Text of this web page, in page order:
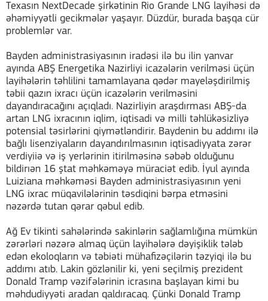
Texasın NextDecade şirkətinin Rio Grande LNG layihəsi də
əhəmiyyətli gecikmələr yaşayır. Düzdür, burada başqa cür
problemlər var.
Bayden administrasiyasının iradəsi ilə bu ilin yanvar
ayında ABŞ Energetika Nazirliyi icazələrin verilməsi üçün
layihələrin təhlilini tamamlayana qədər mayeləşdirilmiş
təbii qazın ixracı üçün icazələrin verilməsini
dayandıracağını açıqladı. Nazirliyin araşdırması ABŞ-da
artan LNG ixracının iqlim, iqtisadi və milli təhlükəsizliyə
potensial təsirlərini qiymətləndirir. Baydenin bu addımı ilə
bağlı lisenziyaların dayandırılmasının iqtisadiyyata zərər
verdiyiiə və iş yerlərinin itirilməsinə səbəb olduğunu
bildirıən 16 ştat məhkəməyə müraciət edib. İyul ayında
Luiziana məhkəməsi Bayden administrasiyasının yeni
LNG ixrac müqavilələrinin təsdiqini bərpa etməsini
nəzərdə tutan qərar qəbul edib.
Ağ Ev tikinti sahələrində sakinlərin sağlamlığına mümkün
zərərləri nəzərə almaq üçün layihələrə dəyişiklik tələb
edən ekoloqların və təbiəti mühafizəçilərin təzyiqi ilə bu
addımı atıb. Lakin gözlənilir ki, yeni seçilmiş prezident
Donald Tramp vəzifələrinin icrasına başlayan kimi bu
məhdudiyyəti aradan qaldıracaq. Çünki Donald Tramp